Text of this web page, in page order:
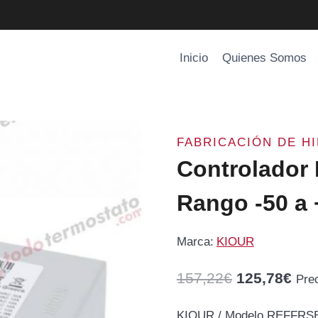
Inicio Quienes Somos
FABRICACIÓN DE
Controlador
Rango -50 a
Marca: KIOUR
157,22€ El
125,78€El
KIOUR / Modelo